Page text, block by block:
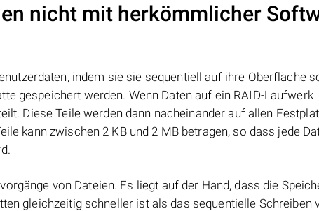
nicht mit herkömmlicher
indem sie sie sequentiell auf ihre Oberfläche
gespeichert werden. Wenn Daten auf ein RAID-Laufwerk
Diese Teile werden dann nacheinander auf allen
kann zwischen 2 KB und 2 MB betragen, so dass jede
von Dateien. Es liegt auf der Hand, dass die
gleichzeitig schneller ist als das sequentielle Schreiben